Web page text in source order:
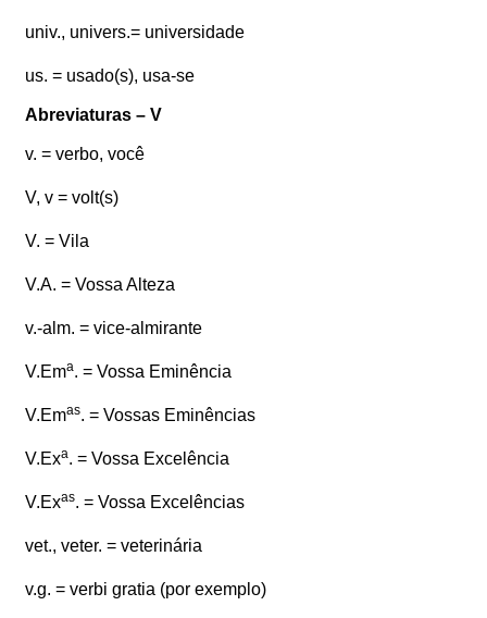
univ., univers.= universidade
us. = usado(s), usa-se
Abreviaturas – V
v. = verbo, você
V, v = volt(s)
V. = Vila
V.A. = Vossa Alteza
v.-alm. = vice-almirante
V.Ema. = Vossa Eminência
V.Emas. = Vossas Eminências
V.Exa. = Vossa Excelência
V.Exas. = Vossa Excelências
vet., veter. = veterinária
v.g. = verbi gratia (por exemplo)